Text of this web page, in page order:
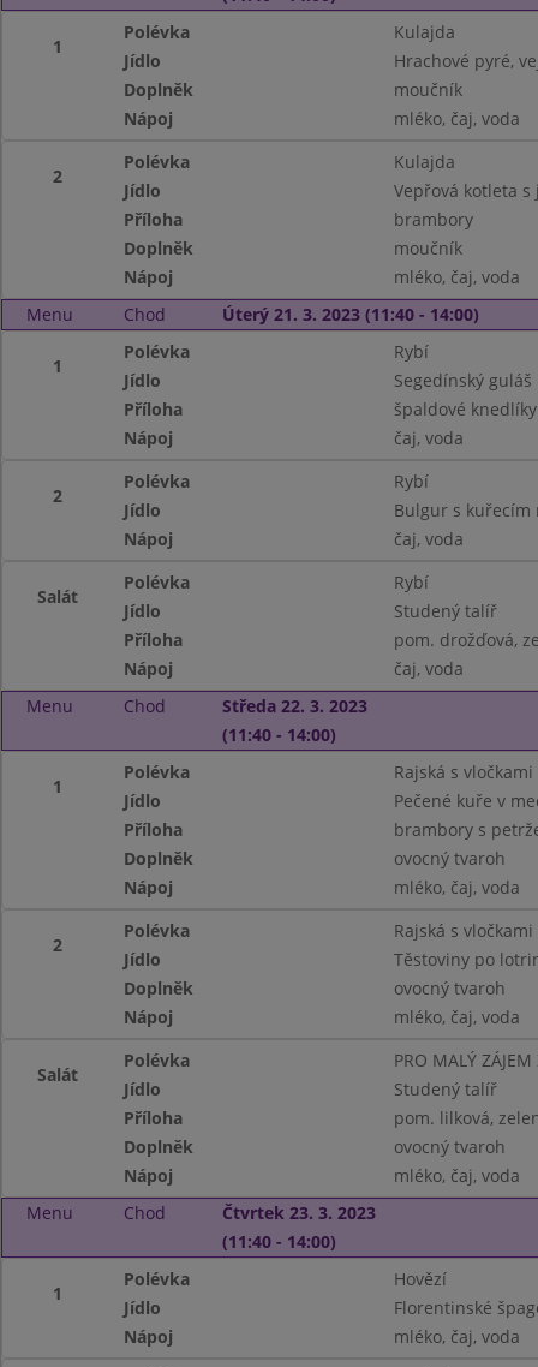
1
Polévka
Kulajda
Jídlo
Hrachové pyré,
Doplněk
moučník
Nápoj
mléko, čaj, voda
2
Polévka
Kulajda
Jídlo
Vepřová kotleta s
Příloha
brambory
Doplněk
moučník
Nápoj
mléko, čaj, voda
Menu
Chod Úterý 21. 3. 2023 (11:40 - 14:00)
1
Polévka
Rybí
Jídlo
Segedínský guláš
Příloha
špaldové knedlíky
Nápoj
čaj, voda
2
Polévka
Rybí
Jídlo
Bulgur s kuřecím
Nápoj
čaj, voda
Salát
Polévka
Rybí
Jídlo
Studený talíř
Příloha
pom. drožďová,
Nápoj
čaj, voda
Menu
Chod
Středa 22. 3. 2023
(11:40 - 14:00)
1
Polévka
Rajská s vločkami
Jídlo
Pečené kuře v
Příloha
brambory s
Doplněk
ovocný tvaroh
Nápoj
mléko, čaj, voda
2
Polévka
Rajská s vločkami
Jídlo
Těstoviny po
Doplněk
ovocný tvaroh
Nápoj
mléko, čaj, voda
Salát
Polévka
PRO MALÝ
Jídlo
Studený talíř
Příloha
pom. lilková,
Doplněk
ovocný tvaroh
Nápoj
mléko, čaj, voda
Menu
Chod
Čtvrtek 23. 3. 2023
(11:40 - 14:00)
1
Polévka
Hovězí
Jídlo
Florentinské
Nápoj
mléko, čaj, voda